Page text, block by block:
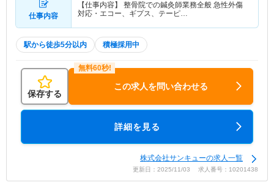
仕事内容
【仕事内容】 整骨院での鍼灸師業務全般 急性外傷
対応・エコー、ギプス、テーピ…
駅から徒歩5分以内 積極採用中
保存する
この求人を問い合わせる
詳細を見る
株式会社サンキューの求人一覧
更新日：2025/11/03 求人番号：10201438